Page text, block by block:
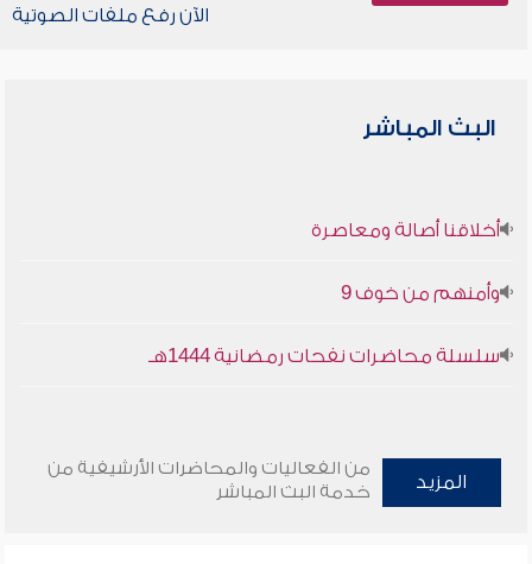
الآن رفع ملفات الصوتية
البث المباشر
أخلاقنا أصالة ومعاصرة
وأمنهم من خوف 9
سلسلة محاضرات نفحات رمضانية 1444هـ
المزيد
من الفعاليات والمحاضرات الأرشيفية من
خدمة البث المباشر